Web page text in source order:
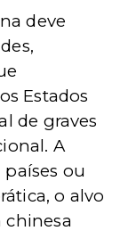
deve
Estados
de graves
A
ou
o alvo
chinesa